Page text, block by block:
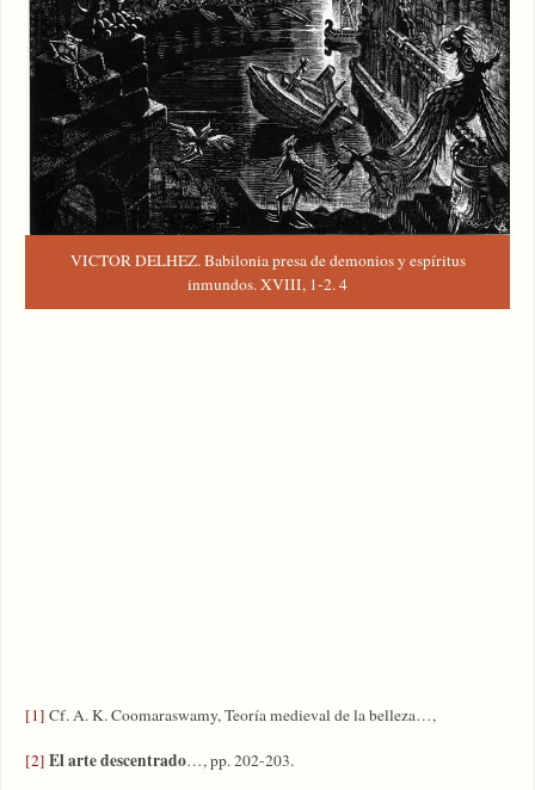
VICTOR DELHEZ. Babilonia presa de demonios y espíritus
inmundos. XVIII, 1-2. 4
[1] Cf. A. K. Coomaraswamy, Teoría medieval de la belleza…,
[2] El arte descentrado…, pp. 202-203.